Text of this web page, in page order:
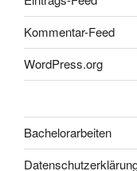
Kommentar-Feed
WordPress.org
Bachelorarbeiten